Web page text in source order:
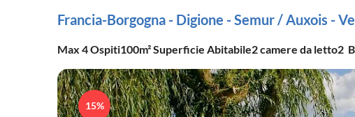
Francia-Borgogna - Digione - Semur / Auxois -
Max 4Ospiti100m²Superficie Abitabile2camere da letto2
15%